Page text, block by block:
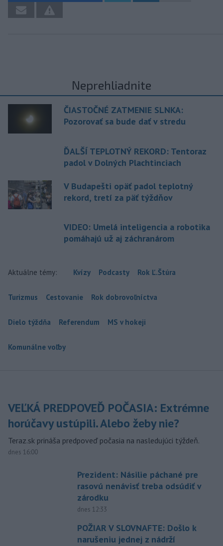
Neprehliadnite
ČIASTOČNÉ ZATMENIE SLNKA:
Pozorovať sa bude dať v stredu
ĎALŠÍ TEPLOTNÝ REKORD: Tentoraz
padol v Dolných Plachtinciach
V Budapešti opäť padol teplotný
rekord, tretí za päť týždňov
VIDEO: Umelá inteligencia a robotika
pomáhajú už aj záchranárom
Aktuálne témy: Kvízy Podcasty Rok Ľ.Štúra
Turizmus Cestovanie Rok dobrovoľníctva
Dielo týždňa Referendum MS v hokeji
Komunálne voľby
VEĽKÁ PREDPOVEĎ POČASIA: Extrémne
horúčavy ustúpili. Alebo žeby nie?
Teraz.sk prináša predpoveď počasia na nasledujúci týždeň.
dnes 16:00
Prezident: Násilie páchané pre
rasovú nenávisť treba odsúdiť v
zárodku
dnes 12:33
POŽIAR V SLOVNAFTE: Došlo k
narušeniu jednej z nádrží